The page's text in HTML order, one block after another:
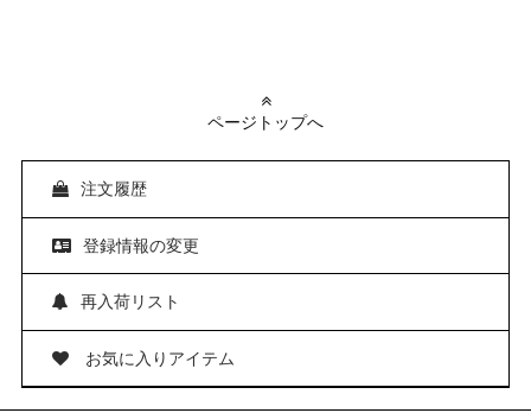
ページトップへ
注文履歴
登録情報の変更
再入荷リスト
お気に入りアイテム